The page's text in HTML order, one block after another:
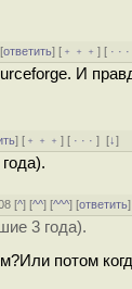
ответить] [ ﹢﹢﹢] [ · ·
И
] [ ﹢﹢﹢] [ · · ·][↓]
[^] [^^] [^^^] [ответить]
3 года).
потом